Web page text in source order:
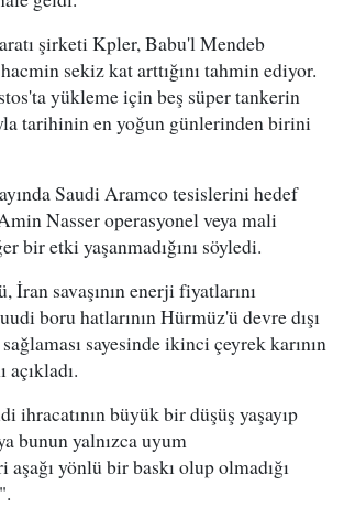
şirketi Kpler, Babu'l Mendeb
sekiz kat arttığını tahmin ediyor.
yükleme için beş süper tankerin
tarihinin en yoğun günlerinden birini
Saudi Aramco tesislerini hedef
Nasser operasyonel veya mali
bir etki yaşanmadığını söyledi.
İran savaşının enerji fiyatlarını
boru hatlarının Hürmüz'ü devre dışı
sayesinde ikinci çeyrek karının
açıkladı.
ihracatının büyük bir düşüş yaşayıp
bunun yalnızca uyum
aşağı yönlü bir baskı olup olmadığı